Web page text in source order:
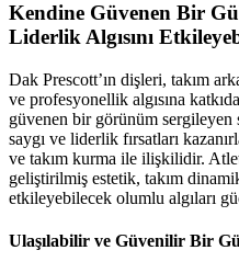
Kendine Güvenen Bir
Liderlik Algısını
Dak Prescott’ın dişleri, takım
ve profesyonellik algısına
güvenen bir görünüm
saygı ve liderlik fırsatları
ve takım kurma ile ilişkilidir.
geliştirilmiş estetik, takım
etkileyebilecek olumlu algıları
Ulaşılabilir ve Güvenilir Bir